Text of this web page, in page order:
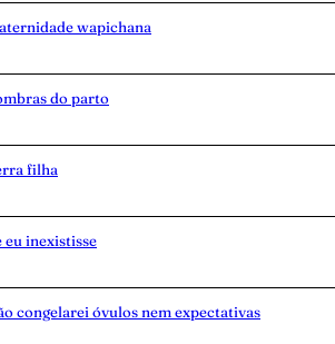
wapichana
do parto
filha
eu inexistisse
congelarei óvulos nem expectativas